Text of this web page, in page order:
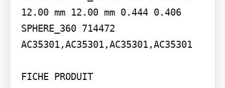
12.00 mm 12.00 mm 0.444 0.406
SPHERE_360 714472
AC35301,AC35301,AC35301,AC35301
FICHE PRODUIT